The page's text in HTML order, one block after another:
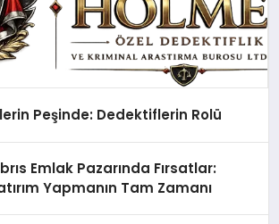
Peşinde: Dedektiflerin Rolü
Emlak Pazarında Fırsatlar:
Yapmanın Tam Zamanı